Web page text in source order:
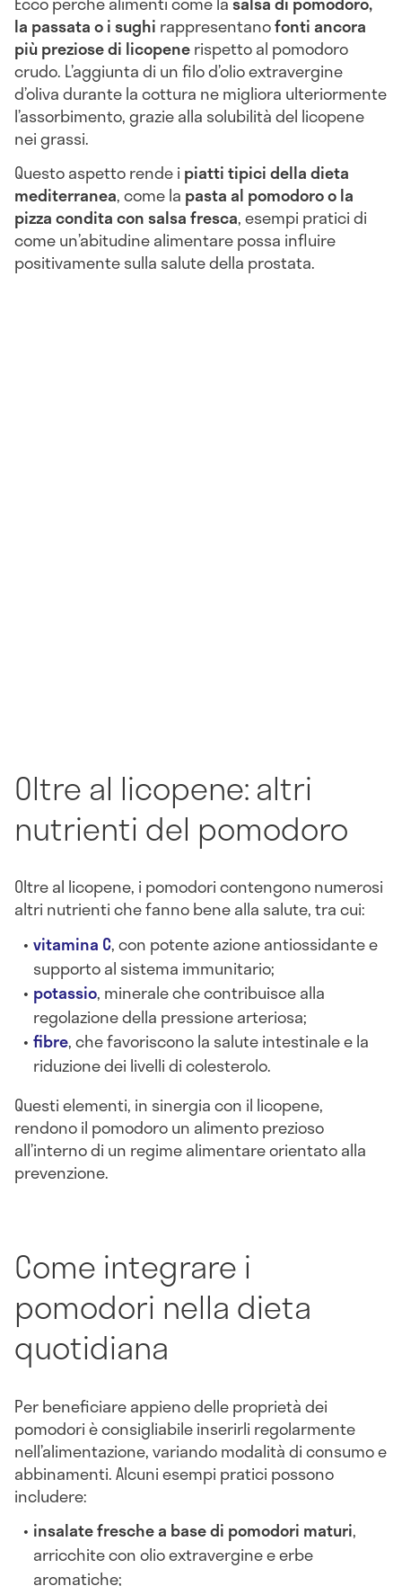
la passata o i sughi rappresentanofonti ancora
più preziose di licopenerispetto al pomodoro
crudo. L’aggiunta di un filo d’olio extravergine
d’oliva durante la cottura ne migliora ulteriormente
l’assorbimento, grazie alla solubilità del licopene
nei grassi.
Questo aspetto rende i piatti tipici della dieta
mediterranea, come la pasta al pomodoro o la
pizza condita con salsa fresca, esempi pratici di
come un’abitudine alimentare possa influire
positivamente sulla salute della prostata.
Oltre al licopene: altri
nutrienti del pomodoro
Oltre al licopene, i pomodori contengono numerosi
altri nutrienti che fanno bene alla salute, tra cui:
vitamina C, con potente azione antiossidante e
supporto al sistema immunitario;
potassio, minerale che contribuisce alla
regolazione della pressione arteriosa;
fibre, che favoriscono la salute intestinale e la
riduzione dei livelli di colesterolo.
Questi elementi, in sinergia con il licopene,
rendono il pomodoro un alimento prezioso
all’interno di un regime alimentare orientato alla
prevenzione.
Come integrare i
pomodori nella dieta
quotidiana
Per beneficiare appieno delle proprietà dei
pomodori è consigliabile inserirli regolarmente
nell’alimentazione, variando modalità di consumo e
abbinamenti. Alcuni esempi pratici possono
includere:
insalate fresche a base di pomodori maturi,
arricchite con olio extravergine e erbe
aromatiche;